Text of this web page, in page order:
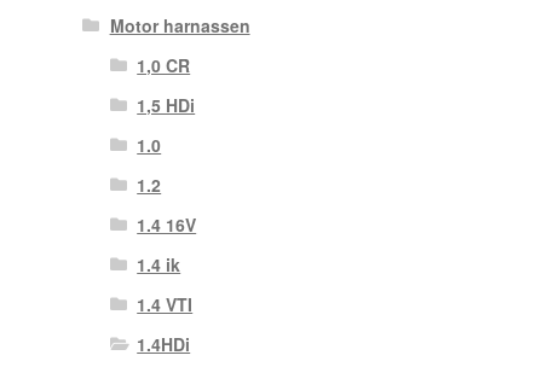
Motor harnassen
1,0 CR
1,5 HDi
1.0
1.2
1.4 16V
1.4 ik
1.4 VTI
1.4HDi